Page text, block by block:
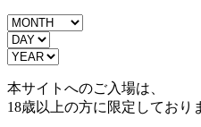
本サイトへのご入場は、
18歳以上の方に限定しており